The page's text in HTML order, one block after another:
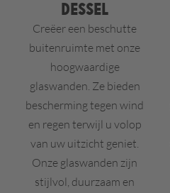
Dessel
Creëer een beschutte
buitenruimte met onze
hoogwaardige
glaswanden. Ze bieden
bescherming tegen wind
en regen terwijl u volop
van uw uitzicht geniet.
Onze glaswanden zijn
stijlvol, duurzaam en